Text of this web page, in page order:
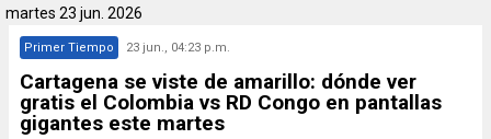
martes 23 jun. 2026
Primer Tiempo 23 jun., 04:23 p.m.
Cartagena se viste de amarillo: dónde ver
gratis el Colombia vs RD Congo en pantallas
gigantes este martes